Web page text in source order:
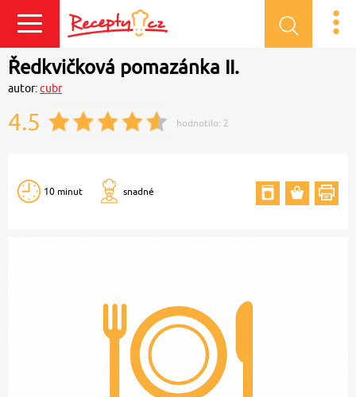
Přihlásit se
Ředkvičková pomazánka II.
autor:cubr
4.5 hodnotilo: 2
10 minut snadné